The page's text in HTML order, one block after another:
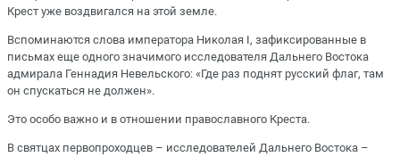
Крест уже воздвигался на этой земле.
Вспоминаются слова императора Николая I, зафиксированные в
письмах еще одного значимого исследователя Дальнего Востока
адмирала Геннадия Невельского: «Где раз поднят русский флаг, там
он спускаться не должен».
Это особо важно и в отношении православного Креста.
В святцах первопроходцев – исследователей Дальнего Востока –